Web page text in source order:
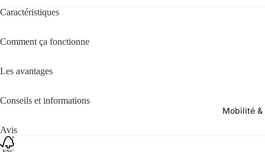
Mobilité &
Caractéristiques
Comment ça fonctionne
Les avantages
Conseils et informations
Avis